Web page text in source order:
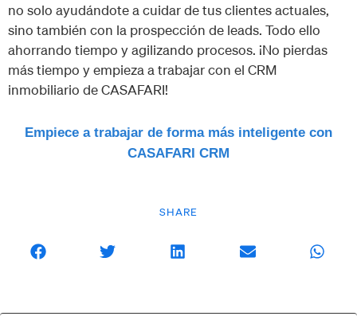
SHARE
no solo ayudándote a cuidar de tus clientes actuales,
sino también con la prospección de leads. Todo ello
ahorrando tiempo y agilizando procesos. ¡No pierdas
más tiempo y empieza a trabajar con el CRM
inmobiliario de CASAFARI!
Empiece a trabajar de forma más inteligente con
CASAFARI CRM